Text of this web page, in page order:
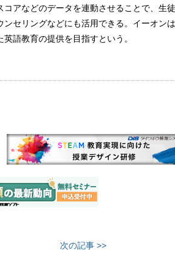
アなどのデータを連動させることで、生
セリングなどにも活用できる。イーオン
語教育の提供を目指すという。
次の記事 >>